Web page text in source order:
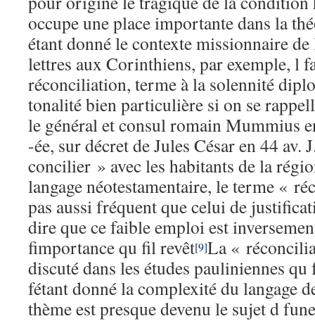
occupe une place importante dans la
étant donné le contexte missionnaire
lettres aux Corinthiens, par exemple, l
réconciliation, terme à la solennité
tonalité bien particulière si on se
le général et consul romain Mummius
-ée, sur décret de Jules César en 44 av.
concilier » avec les habitants de la
langage néotestamentaire, le terme «
pas aussi fréquent que celui de
dire que ce faible emploi est
fimportance qu fil revêt[9]La «
discuté dans les études pauliniennes
fétant donné la complexité du langage
thème est presque devenu le sujet d